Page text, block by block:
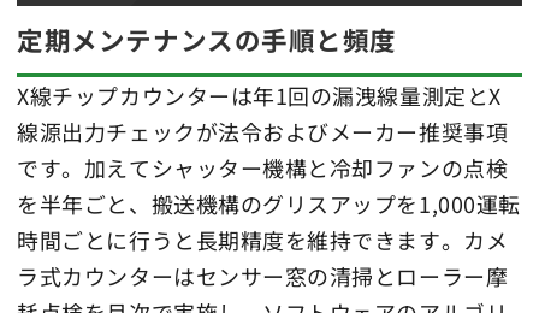
定期メンテナンスの手順と頻度
X線チップカウンターは年1回の漏洩線量測定とX
線源出力チェックが法令およびメーカー推奨事項
です。加えてシャッター機構と冷却ファンの点検
を半年ごと、搬送機構のグリスアップを1,000運転
時間ごとに行うと長期精度を維持できます。カメ
ラ式カウンターはセンサー窓の清掃とローラー摩